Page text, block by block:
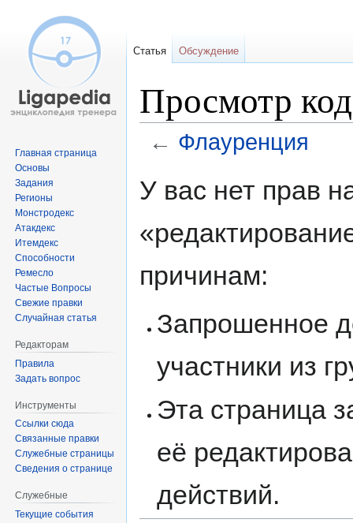
Просмотр
← Флауренция
ккУ вас нет прав
причинам:
Запрошенное
участники из
Эта страница
её
действий.
Статья Обсуждение
Главная страница
Основы
Задания
Регионы
Монстродекс
Атакдекс
Итемдекс
Способности
Ремесло
Частые Вопросы
Свежие правки
Случайная статья
Редакторам
Правила
Задать вопрос
Инструменты
Ссылки сюда
Связанные правки
Служебные страницы
Сведения о странице
Служебные
Текущие события